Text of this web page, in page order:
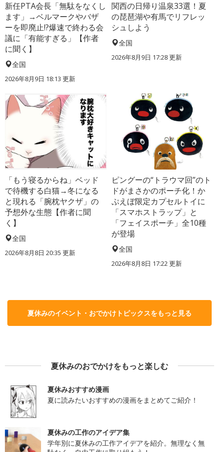
新任PTA会長「無駄をなくし
ます」→ベルマークやバザ
ーを即廃止!?爆速で終わる会
議に「有能すぎる」【作者
に聞く】
全国
2026年8月9日 18:13 更新
関西の日帰り温泉33選！夏
の琵琶湖や有馬でリフレッ
シュしよう
全国
2026年8月9日 17:28更新
「もう寝るからね」ベッド
で待機する白猫→冬になる
と現れる「腕枕ヤクザ」の
予想外な生態【作者に聞
く】
全国
2026年8月8日 20:35 更新
ピングーの“トラウマ回”のト
ドがまさかのポーチ化！か
ぷえぼ限定カプセルトイに
「スマホストラップ」と
「フェイスポーチ」全10種
が登場
全国
2026年8月8日 17:22更新
夏休みのイベント・おでかけトピックスをもっと見る
夏休みのおでかけをもっと楽しむ
夏休みおすすめ漫画
夏に読みたいおすすめの漫画をまとめてご紹介！
夏休みの工作のアイデア集
学年別に夏休みの工作アイデアを紹介。無理なく無